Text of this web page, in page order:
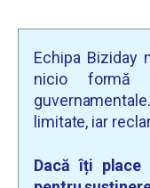
Echipa Biziday
nicio formă
limitate, iar
Dacă îți